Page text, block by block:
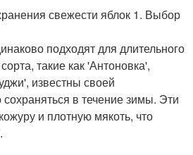
свежести яблок 1. Выбор
подходят для длительного
такие как 'Антоновка',
известны своей
в течение зимы. Эти
и плотную мякоть, что